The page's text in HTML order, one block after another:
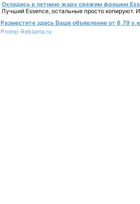
Охладись в летнюю жару свежим фрешем
Лучший Essence, остальные просто копируют.
Разместите здесь Ваше объявление от 8,79
Promo-Reklama.ru